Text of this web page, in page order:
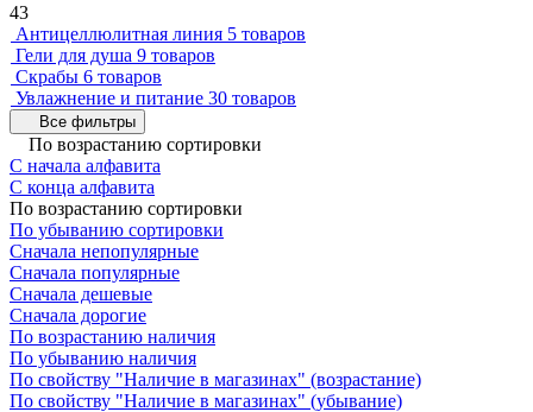
43
Антицеллюлитная линия 5 товаров
Гели для душа 9 товаров
Скрабы 6 товаров
Увлажнение и питание 30 товаров
Все фильтры
По возрастанию сортировки
С начала алфавита
С конца алфавита
По возрастанию сортировки
По убыванию сортировки
Сначала непопулярные
Сначала популярные
Сначала дешевые
Сначала дорогие
По возрастанию наличия
По убыванию наличия
По свойству "Наличие в магазинах" (возрастание)
По свойству "Наличие в магазинах" (убывание)